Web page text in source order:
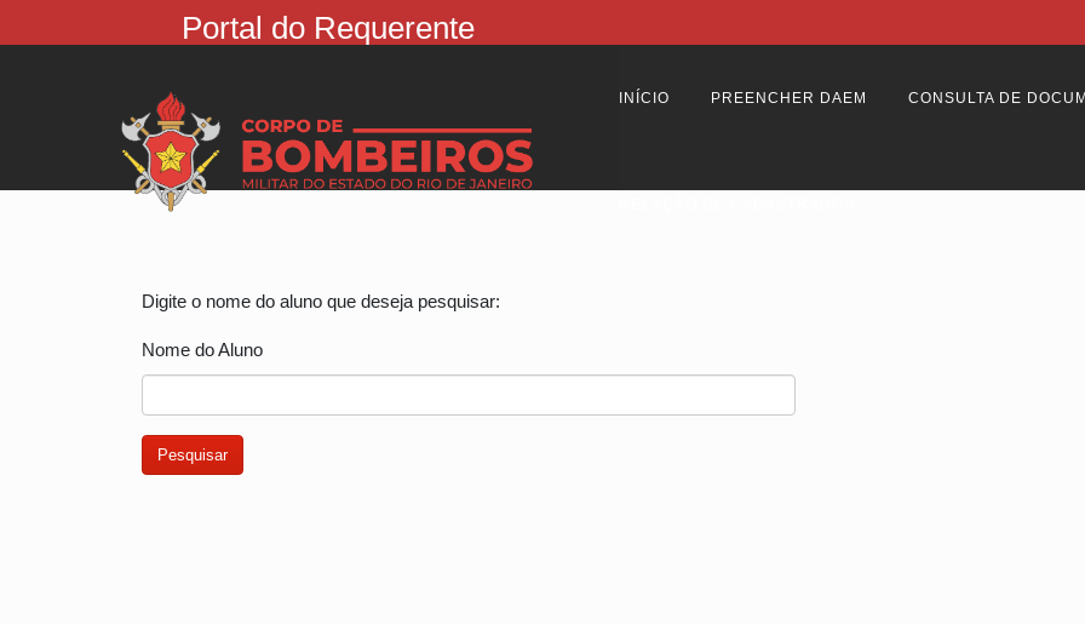
Portal do Requerente
INÍCIO PREENCHER DAEM CONSULTA DE
Digite o nome do aluno que deseja pesquisar:
Nome do Aluno